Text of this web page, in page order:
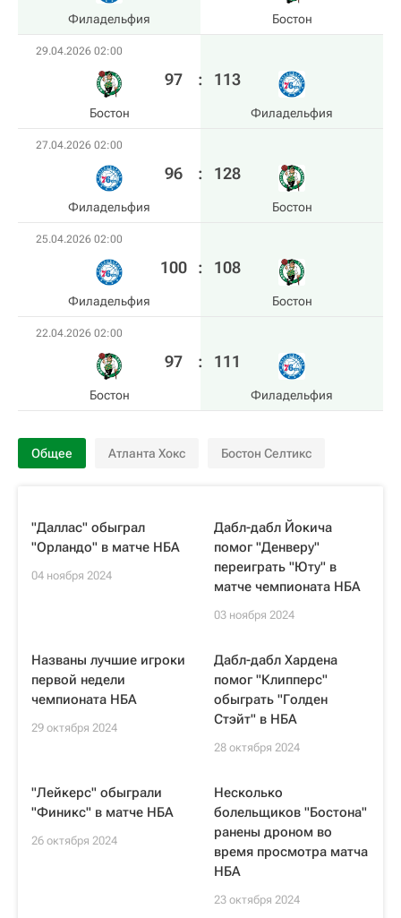
Филадельфия Бостон
29.04.2026 02:00
Бостон
97 : 113
Филадельфия
27.04.2026 02:00
Филадельфия
96 : 128
Бостон
25.04.2026 02:00
Филадельфия
100 : 108
Бостон
22.04.2026 02:00
Бостон
97 : 111
Филадельфия
Общее Атланта Хокс Бостон Селтикс
"Даллас" обыграл
"Орландо" в матче НБА
04 ноября 2024
Дабл-дабл Йокича
помог "Денверу"
переиграть "Юту" в
матче чемпионата НБА
03 ноября 2024
Названы лучшие игроки
первой недели
чемпионата НБА
29 октября 2024
Дабл-дабл Хардена
помог "Клипперс"
обыграть "Голден
Стэйт" в НБА
28 октября 2024
"Лейкерс" обыграли
"Финикс" в матче НБА
26 октября 2024
Несколько
болельщиков "Бостона"
ранены дроном во
время просмотра матча
НБА
23 октября 2024